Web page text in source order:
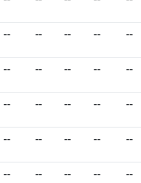
-- -- -- -- --
-- -- -- -- --
-- -- -- -- --
-- -- -- -- --
-- -- -- -- --